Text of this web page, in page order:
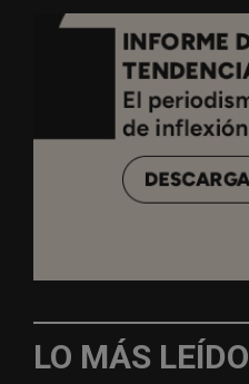
LO MÁS LEÍDO